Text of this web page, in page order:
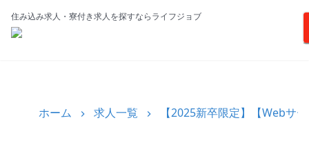
住み込み求人・寮付き求人を探すならライフジョブ
ホーム 求人一覧 【2025新卒限定】【Webサ